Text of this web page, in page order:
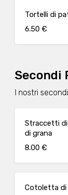
Tortelli di
6.50 €
Secondi
I nostri
Straccetti di
di grana
8.00 €
Cotoletta di